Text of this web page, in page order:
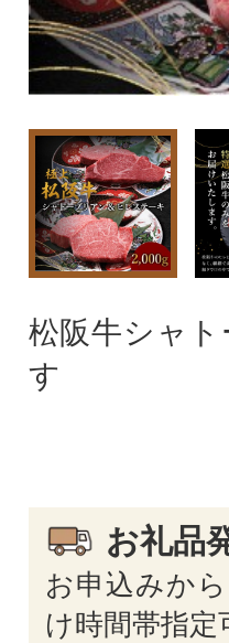
松阪牛シャ
す
お礼品
お申込みか
け時間帯指定